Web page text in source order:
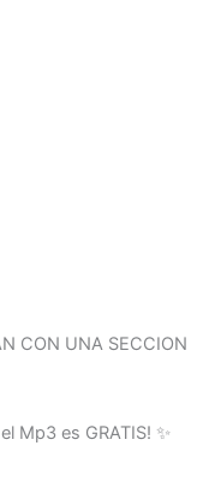
CON UNA SECCION
Mp3 es GRATIS! ✨